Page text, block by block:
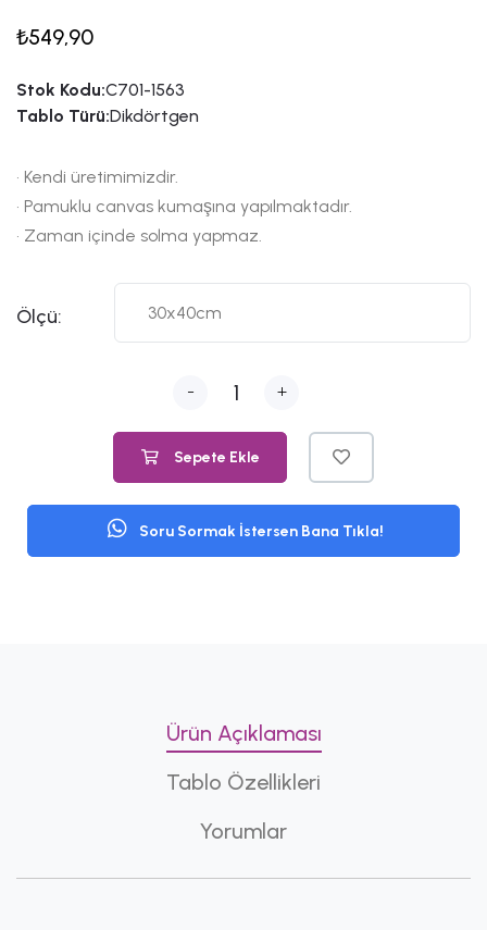
₺549,90
Stok Kodu:C701-1563
Tablo Türü:Dikdörtgen
• Kendi üretimimizdir.
• Pamuklu canvas kumaşına yapılmaktadır.
• Zaman içinde solma yapmaz.
Ölçü:
- +
Sepete Ekle
Soru Sormak İstersen Bana Tıkla!
Ürün Açıklaması
Tablo Özellikleri
Yorumlar